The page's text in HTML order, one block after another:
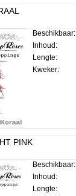
Beschikbaar:
Inhoud:
Lengte:
Kweker:
PINK
Beschikbaar:
Inhoud:
Lengte: